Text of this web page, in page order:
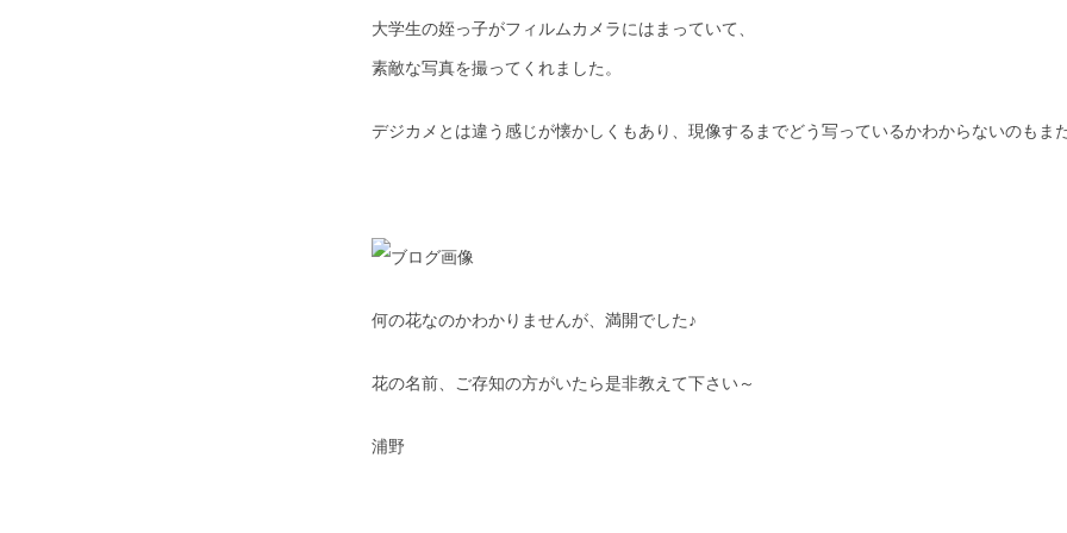
大学生の姪っ子がフィルムカメラにはまっていて、
素敵な写真を撮ってくれました。
デジカメとは違う感じが懐かしくもあり、現像するまでどう写っているかわからないのもま
何の花なのかわかりませんが、満開でした♪
花の名前、ご存知の方がいたら是非教えて下さい～
浦野